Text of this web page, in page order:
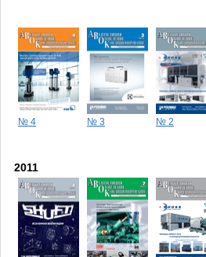
№ 4 № 3 № 2
2011